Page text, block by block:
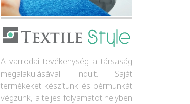
A varrodai tevékenység a társaság
megalakulásával indult. Saját
termékeket készítünk és bérmunkát
végzünk, a teljes folyamatot helyben